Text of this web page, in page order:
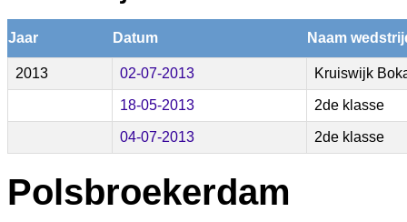
Jaar Datum Naam
2013 02-07-2013 Kruiswijk
18-05-2013 2de klasse
04-07-2013 2de klasse
Polsbroekerdam